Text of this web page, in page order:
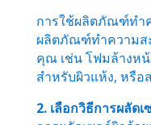
การใช้ผลิตภัณฑ์ทำ
ผลิตภัณฑ์ทำความส
คุณ เช่น โฟมล้างห
สำหรับผิวแห้ง, หรื
2. เลือกวิธีการผลัดเ